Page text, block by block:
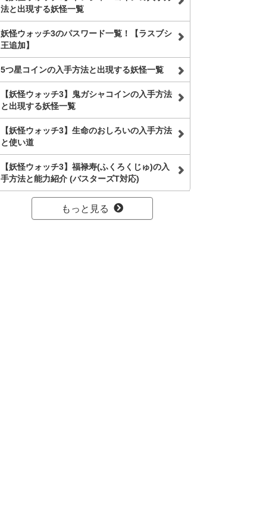
法と出現する妖怪一覧
妖怪ウォッチ3のパスワード一覧！【ラスブシ
王追加】
5つ星コインの入手方法と出現する妖怪一覧
【妖怪ウォッチ3】鬼ガシャコインの入手方法
と出現する妖怪一覧
【妖怪ウォッチ3】生命のおしろいの入手方法
と使い道
【妖怪ウォッチ3】福禄寿(ふくろくじゅ)の入
手方法と能力紹介 (バスターズT対応)
もっと見る